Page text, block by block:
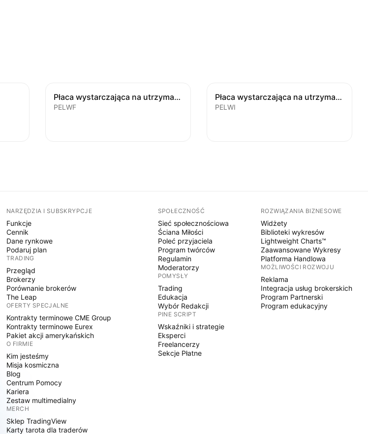
Płaca wystarczająca na utrzymanie rodziny
PELWF
Płaca wystarczająca na utrzymanie jednostki
PELWI
NARZĘDZIA I SUBSKRYPCJE
Funkcje
Cennik
Dane rynkowe
Podaruj plan
TRADING
Przegląd
Brokerzy
Porównanie brokerów
The Leap
OFERTY SPECJALNE
Kontrakty terminowe CME Group
Kontrakty terminowe Eurex
Pakiet akcji amerykańskich
O FIRMIE
Kim jesteśmy
Misja kosmiczna
Blog
Centrum Pomocy
Kariera
Zestaw multimedialny
MERCH
Sklep TradingView
Karty tarota dla traderów
SPOŁECZNOŚĆ
Sieć społecznościowa
Ściana Miłości
Poleć przyjaciela
Program twórców
Regulamin
Moderatorzy
POMYSŁY
Trading
Edukacja
Wybór Redakcji
PINE SCRIPT
Wskaźniki i strategie
Eksperci
Freelancerzy
Sekcje Płatne
ROZWIĄZANIA BIZNESOWE
Widżety
Biblioteki wykresów
Lightweight Charts™
Zaawansowane Wykresy
Platforma Handlowa
MOŻLIWOŚCI ROZWOJU
Reklama
Integracja usług brokerskich
Program Partnerski
Program edukacyjny